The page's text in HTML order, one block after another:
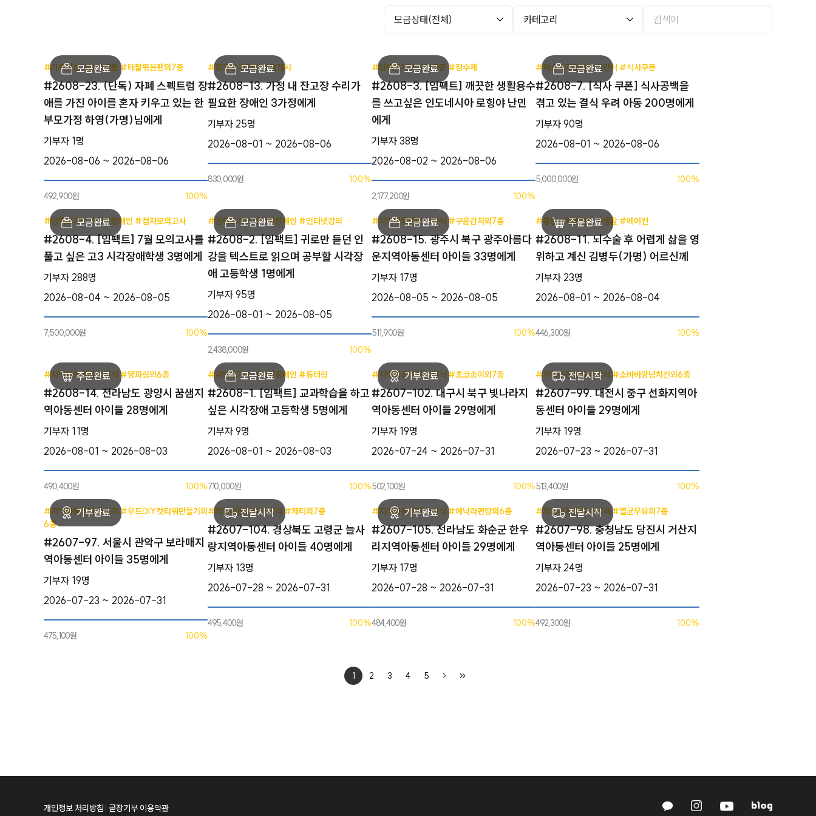
#가족여성시설 #생활 #테팔볶음팬외7종
#2608-23. (단독) 자폐 스펙트럼 장
애를 가진 아이를 혼자 키우고 있는 한
부모가정 하영(가명)님에게
기부자 1명
2026-08-06 ~ 2026-08-06
492,900원 100%
#장애인 #기타 #장집사
#2608-13. 가정 내 잔고장 수리가
필요한 장애인 3가정에게
기부자 25명
2026-08-01 ~ 2026-08-06
830,000원 100%
#임팩트기부 #지구촌 #정수제
#2608-3. [임팩트] 깨끗한 생활용수
를 쓰고싶은 인도네시아 로힝야 난민
에게
기부자 38명
2026-08-02 ~ 2026-08-06
2,177,200원 100%
#저소득가정아동 #간식 #식사쿠폰
#2608-7. [식사 쿠폰] 식사공백을
겪고 있는 결식 우려 아동 200명에게
기부자 90명
2026-08-01 ~ 2026-08-06
5,000,000원 100%
#임팩트기부 #시각장애인 #점자모의고사
#2608-4. [임팩트] 7월 모의고사를
풀고 싶은 고3 시각장애학생 3명에게
기부자 288명
2026-08-04 ~ 2026-08-05
7,500,000원 100%
#임팩트기부 #시각장애인 #인터넷강의
#2608-2. [임팩트] 귀로만 듣던 인
강을 텍스트로 읽으며 공부할 시각장
애 고등학생 1명에게
기부자 95명
2026-08-01 ~ 2026-08-05
2,438,000원 100%
#지역아동센터 #간식 #구운감자외7종
#2608-15. 광주시 북구 광주아름다
운지역아동센터 아이들 33명에게
기부자 17명
2026-08-05 ~ 2026-08-05
511,900원 100%
#종합사회복지관 #생활 #에어컨
#2608-11. 뇌수술 후 어렵게 삶을 영
위하고 계신 김병두(가명) 어르신께
기부자 23명
2026-08-01 ~ 2026-08-04
446,300원 100%
#지역아동센터 #간식 #양파링외6종
#2608-14. 전라남도 광양시 꿈샘지
역아동센터 아이들 28명에게
기부자 11명
2026-08-01 ~ 2026-08-03
490,400원 100%
#임팩트기부 #시각장애인 #튜터링
#2608-1. [임팩트] 교과학습을 하고
싶은 시각장애 고등학생 5명에게
기부자 9명
2026-08-01 ~ 2026-08-03
710,000원 100%
#지역아동센터 #간식 #초코송이외7종
#2607-102. 대구시 북구 빛나라지
역아동센터 아이들 29명에게
기부자 19명
2026-07-24 ~ 2026-07-31
502,100원 100%
#지역아동센터 #간식 #소바바양념치킨외6종
#2607-99. 대전시 중구 선화지역아
동센터 아이들 29명에게
기부자 19명
2026-07-23 ~ 2026-07-31
513,400원 100%
#지역아동센터 #놀이 #우드DIY캣타워만들기외
6종
#2607-97. 서울시 관악구 보라매지
역아동센터 아이들 35명에게
기부자 19명
2026-07-23 ~ 2026-07-31
475,100원 100%
#지역아동센터 #간식 #제티외7종
#2607-104. 경상북도 고령군 늘사
랑지역아동센터 아이들 40명에게
기부자 13명
2026-07-28 ~ 2026-07-31
495,400원 100%
#지역아동센터 #간식 #에낙라면땅외6종
#2607-105. 전라남도 화순군 한우
리지역아동센터 아이들 29명에게
기부자 17명
2026-07-28 ~ 2026-07-31
484,400원 100%
#지역아동센터 #간식 #멸균우유외7종
#2607-98. 충청남도 당진시 거산지
역아동센터 아이들 25명에게
기부자 24명
2026-07-23 ~ 2026-07-31
492,300원 100%
1 2 3 4 5
개인정보 처리방침 곧장기부 이용약관